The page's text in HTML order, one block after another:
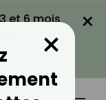
et 6 mois
×
×